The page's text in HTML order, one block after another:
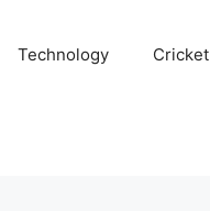
Technology Cricket